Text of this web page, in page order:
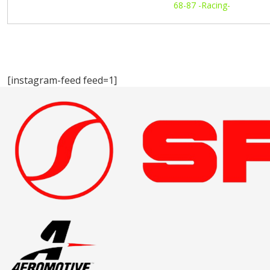
[instagram-feed feed=1]